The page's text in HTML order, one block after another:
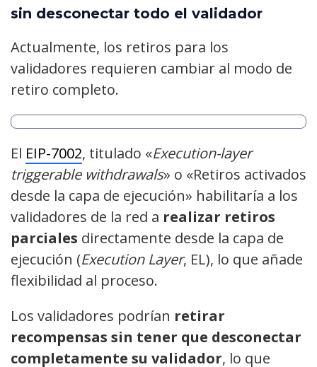
sin desconectar todo el validador
Actualmente, los retiros para los
validadores requieren cambiar al modo de
retiro completo.
El EIP-7002, titulado «Execution-layer
triggerable withdrawals» o «Retiros activados
desde la capa de ejecución» habilitaría a los
validadores de la red a realizar retiros
parciales directamente desde la capa de
ejecución (Execution Layer, EL), lo que añade
flexibilidad al proceso.
Los validadores podrían retirar
recompensas sin tener que desconectar
completamente su validador, lo que